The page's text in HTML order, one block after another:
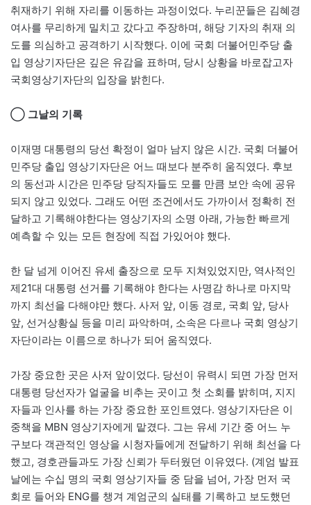
취재하기 위해 자리를 이동하는 과정이었다. 누리꾼들은 김혜경
여사를 무리하게 밀치고 갔다고 주장하며, 해당 기자의 취재 의
도를 의심하고 공격하기 시작했다. 이에 국회 더불어민주당 출
입 영상기자단은 깊은 유감을 표하며, 당시 상황을 바로잡고자
국회영상기자단의 입장을 밝힌다.
◯ 그날의 기록
이재명 대통령의 당선 확정이 얼마 남지 않은 시간. 국회 더불어
민주당 출입 영상기자단은 어느 때보다 분주히 움직였다. 후보
의 동선과 시간은 민주당 당직자들도 모를 만큼 보안 속에 공유
되지 않고 있었다. 그래도 어떤 조건에서도 가까이서 정확히 전
달하고 기록해야한다는 영상기자의 소명 아래, 가능한 빠르게
예측할 수 있는 모든 현장에 직접 가있어야 했다.
한 달 넘게 이어진 유세 출장으로 모두 지쳐있었지만, 역사적인
제21대 대통령 선거를 기록해야 한다는 사명감 하나로 마지막
까지 최선을 다해야만 했다. 사저 앞, 이동 경로, 국회 앞, 당사
앞, 선거상황실 등을 미리 파악하며, 소속은 다르나 국회 영상기
자단이라는 이름으로 하나가 되어 움직였다.
가장 중요한 곳은 사저 앞이었다. 당선이 유력시 되면 가장 먼저
대통령 당선자가 얼굴을 비추는 곳이고 첫 소회를 밝히며, 지지
자들과 인사를 하는 가장 중요한 포인트였다. 영상기자단은 이
중책을 MBN 영상기자에게 맡겼다. 그는 유세 기간 중 어느 누
구보다 객관적인 영상을 시청자들에게 전달하기 위해 최선을 다
했고, 경호관들과도 가장 신뢰가 두터웠던 이유였다. (계엄 발표
날에는 수십 명의 국회 영상기자들 중 담을 넘어, 가장 먼저 국
회로 들어와 ENG를 챙겨 계엄군의 실태를 기록하고 보도했던